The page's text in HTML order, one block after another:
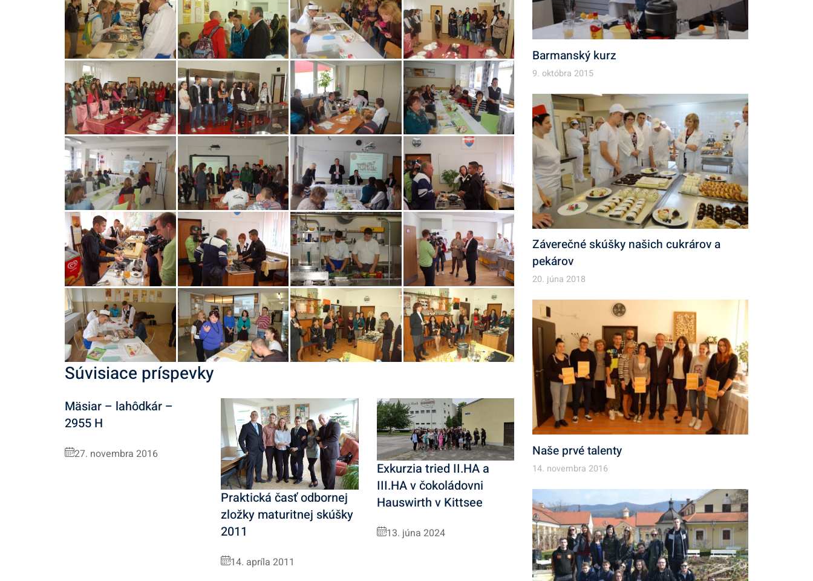
Súvisiace príspevky
Mäsiar – lahôdkár –
2955 H
27. novembra 2016
Praktická časť odbornej
zložky maturitnej skúšky
2011
14. apríla 2011
Exkurzia tried II.HA a
III.HA v čokoládovni
Hauswirth v Kittsee
13. júna 2024
Barmanský kurz
9. októbra 2015
Záverečné skúšky našich cukrárov a
pekárov
20. júna 2018
Naše prvé talenty
14. novembra 2016